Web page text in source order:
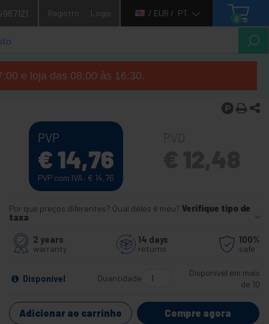
Registro Login / EUR / PT
0
e loja das 08:00 às 16:30.
PVP
€14,76
PVP com IVA: € 14,76
Por que preços diferentes? Qual deles é meu? Verifique tipo de
taxa
2 years
warranty
14 days
returns
100%
safe
Disponível Quantidade
Disponível em mais
de 10
Adicionar ao carrinho Compre agora